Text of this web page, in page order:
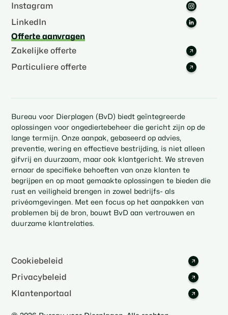
Instagram
LinkedIn
Offerte aanvragen
Zakelijke offerte
Particuliere offerte
Bureau voor Dierplagen (BvD) biedt geïntegreerde
oplossingen voor ongediertebeheer die gericht zijn op de
lange termijn. Onze aanpak, gebaseerd op advies,
preventie, wering en effectieve bestrijding, is niet alleen
gifvrij en duurzaam, maar ook klantgericht. We streven
ernaar de specifieke behoeften van onze klanten te
begrijpen en op maat gemaakte oplossingen te bieden die
rust en veiligheid brengen in zowel bedrijfs- als
privéomgevingen. Met een focus op het aanpakken van
problemen bij de bron, bouwt BvD aan vertrouwen en
duurzame klantrelaties.
Cookiebeleid
Privacybeleid
Klantenportaal